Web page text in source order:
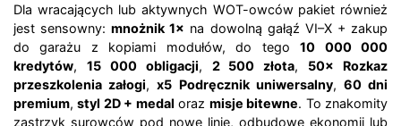
Dla wracających lub aktywnych WOT-owców pakiet również
jest sensowny:mnożnik 1× na dowolną gałąź VI–X + zakup
do garażu z kopiami modułów, do tego10 000 000
kredytów, 15 000 obligacji, 2 500 złota, 50× Rozkaz
przeszkolenia załogi,x5 Podręcznik uniwersalny, 60 dni
premium,styl 2D + medal oraz misje bitewne. To znakomity
zastrzyk surowców pod nowe linie, odbudowę ekonomii lub